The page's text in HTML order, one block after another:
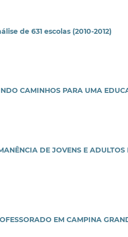
de 631 escolas (2010-2012)
CAMINHOS PARA UMA
DE JOVENS E
EM CAMPINA